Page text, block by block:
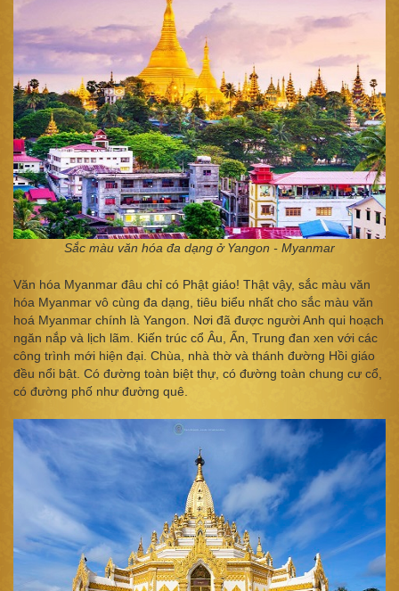
Sắc màu văn hóa đa dạng ở Yangon - Myanmar
Văn hóa Myanmar đâu chỉ có Phật giáo! Thật vậy, sắc màu văn
hóa Myanmar vô cùng đa dạng, tiêu biểu nhất cho sắc màu văn
hoá Myanmar chính là Yangon. Nơi đã được người Anh qui hoạch
ngăn nắp và lịch lãm. Kiến trúc cổ Âu, Ấn, Trung đan xen với các
công trình mới hiện đại. Chùa, nhà thờ và thánh đường Hồi giáo
đều nổi bật. Có đường toàn biệt thự, có đường toàn chung cư cổ,
có đường phố như đường quê.